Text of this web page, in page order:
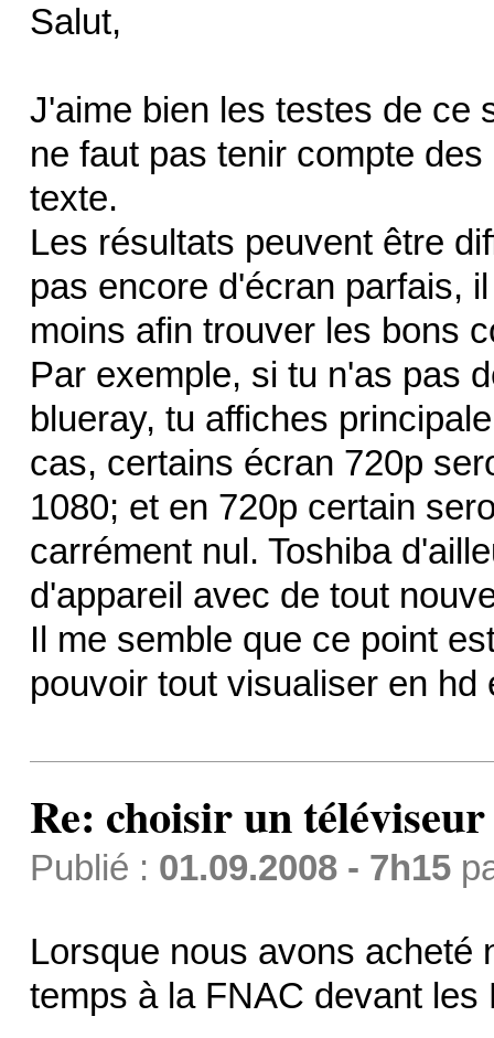
Salut,
J'aime bien les testes de ce
ne faut pas tenir compte
texte.
Les résultats peuvent être
pas encore d'écran parfais,
moins afin trouver les bons
Par exemple, si tu n'as pas
blueray, tu affiches
cas, certains écran 720p
1080; et en 720p certain
carrément nul. Toshiba
d'appareil avec de tout
Il me semble que ce point
pouvoir tout visualiser en
Re: choisir un téléviseur
Publié : 01.09.2008 - 7h15
Lorsque nous avons acheté
temps à la FNAC devant les